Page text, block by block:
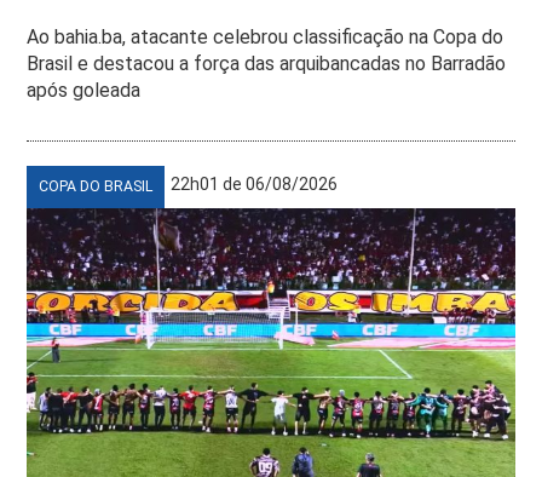
Ao bahia.ba, atacante celebrou classificação na Copa do
Brasil e destacou a força das arquibancadas no Barradão
após goleada
COPA DO BRASIL 22h01 de 06/08/2026